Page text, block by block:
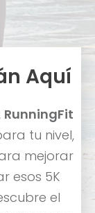
Aquí
RunningFit
tu nivel,
mejorar
esos 5K
el